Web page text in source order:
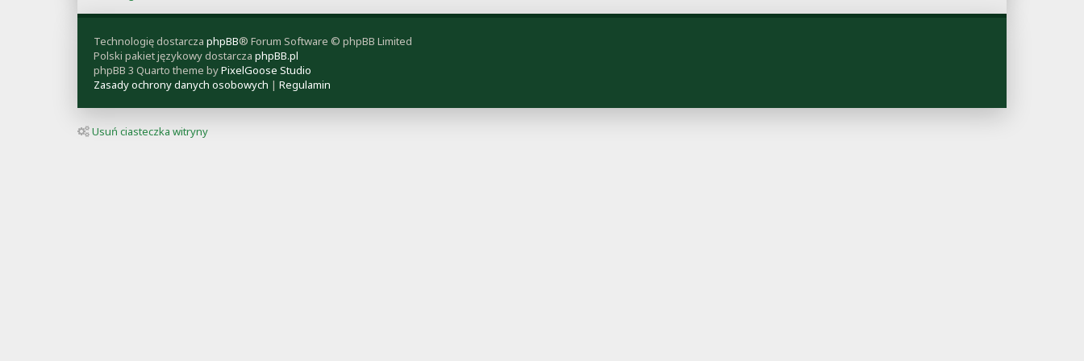
Technologię dostarcza phpBB® Forum Software © phpBB Limited
Polski pakiet językowy dostarcza phpBB.pl
phpBB 3 Quarto theme byPixelGoose Studio
Zasady ochrony danych osobowych | Regulamin
Usuń ciasteczka witryny